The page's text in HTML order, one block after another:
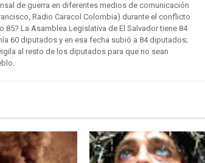
de guerra en diferentes medios de comunicación
Radio Caracol Colombia) durante el conflicto
85? La Asamblea Legislativa de El Salvador tiene 84
60 diputados y en esa fecha subió a 84 diputados;
al resto de los diputados para que no sean